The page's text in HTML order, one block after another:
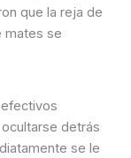
que la reja de
mates se
efectivos
detrás
se le